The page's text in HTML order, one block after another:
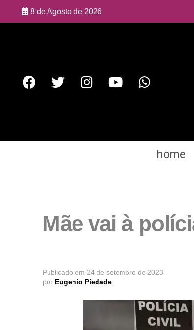
8 de Agosto de 2026
home
Mãe vai à
Publicado em 24 de setembro de 2023
por Eugenio Piedade